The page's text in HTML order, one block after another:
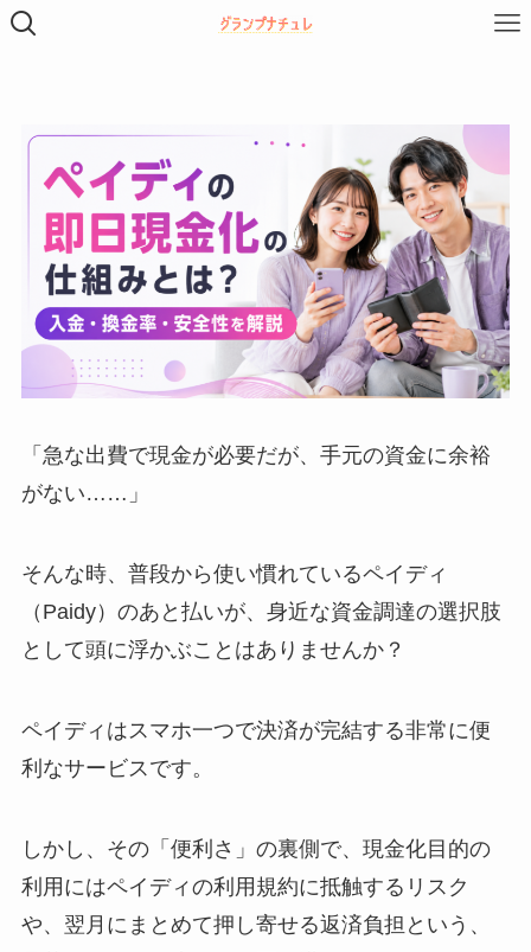
「急な出費で現金が必要だが、手元の資金に余裕
がない……」
そんな時、普段から使い慣れているペイディ
（Paidy）のあと払いが、身近な資金調達の選択肢
として頭に浮かぶことはありませんか？
ペイディはスマホ一つで決済が完結する非常に便
利なサービスです。
しかし、その「便利さ」の裏側で、現金化目的の
利用にはペイディの利用規約に抵触するリスク
や、翌月にまとめて押し寄せる返済負担という、